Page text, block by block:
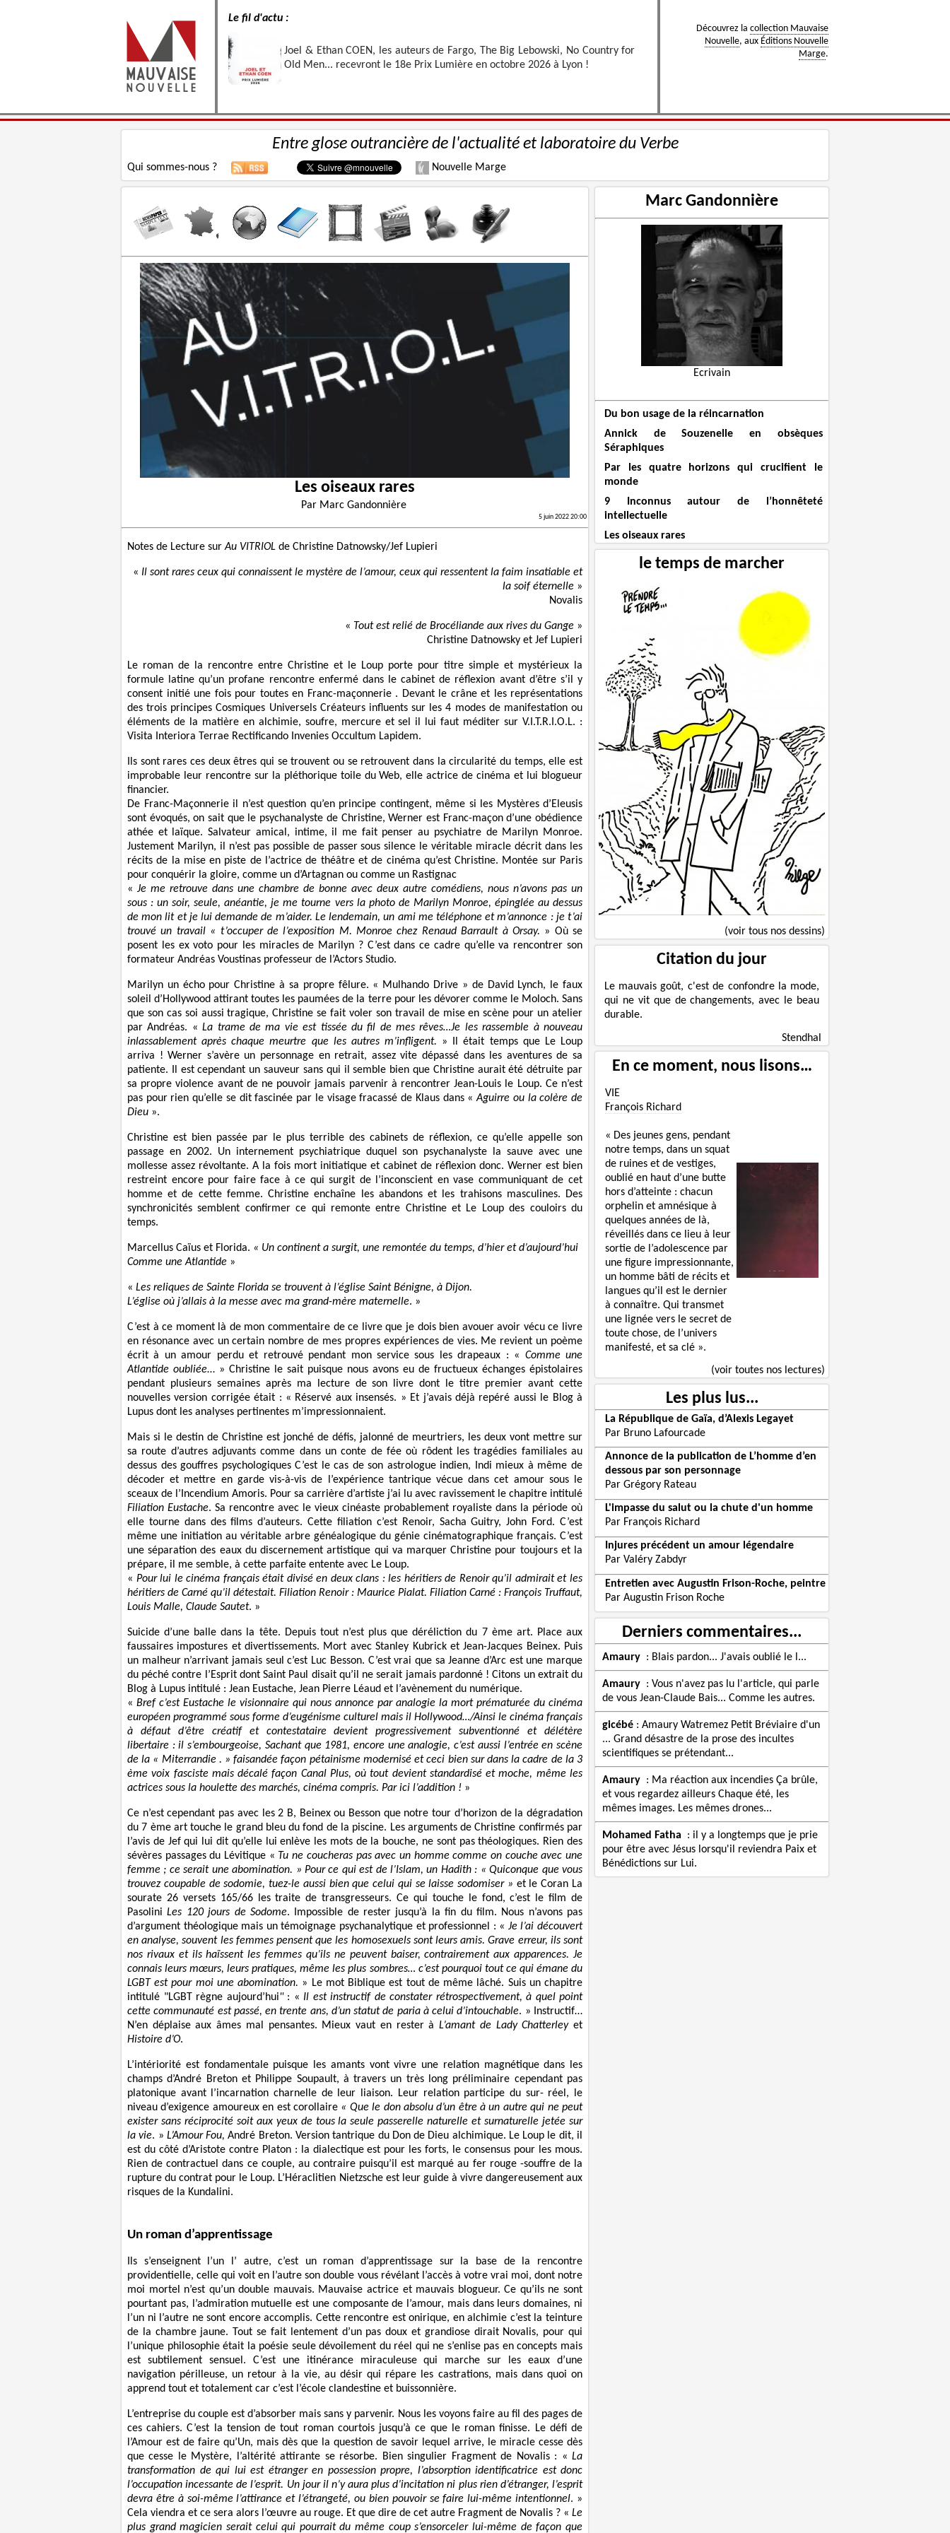
Le fil d'actu :
Joel & Ethan COEN, les auteurs de Fargo, The Big Lebowski, No Country for
Old Men... recevront le 18e Prix Lumière en octobre 2026 à Lyon !
Découvrez la collection Mauvaise
Nouvelle, aux Éditions Nouvelle
Marge.
Entre glose outrancière de l'actualité et laboratoire du Verbe
Qui sommes-nous ? Nouvelle Marge
Les oiseaux rares
Par Marc Gandonnière
5 juin 2022 20:00
Notes de Lecture surAu VITRIOL de Christine Datnowsky/Jef Lupieri
« Il sont rares ceux qui connaissent le mystère de l’amour, ceux qui ressentent la faim insatiable et
la soif éternelle »
Novalis
« Tout est relié de Brocéliande aux rives du Gange »
Christine Datnowsky et Jef Lupieri
Le roman de la rencontre entre Christine et le Loup porte pour titre simple et mystérieux la
formule latine qu’un profane rencontre enfermé dans le cabinet de réflexion avant d’être s’il y
consent initié une fois pour toutes en Franc-maçonnerie . Devant le crâne et les représentations
des trois principes Cosmiques Universels Créateurs influents sur les 4 modes de manifestation ou
éléments de la matière en alchimie, soufre, mercure et sel il lui faut méditer sur V.I.T.R.I.O.L. :
Visita Interiora Terrae Rectificando Invenies Occultum Lapidem.
Ils sont rares ces deux êtres qui se trouvent ou se retrouvent dans la circularité du temps, elle est
improbable leur rencontre sur la pléthorique toile du Web, elle actrice de cinéma et lui blogueur
financier.
De Franc-Maçonnerie il n’est question qu’en principe contingent, même si les Mystères d’Eleusis
sont évoqués, on sait que le psychanalyste de Christine, Werner est Franc-maçon d’une obédience
athée et laïque. Salvateur amical, intime, il me fait penser au psychiatre de Marilyn Monroe.
Justement Marilyn, il n’est pas possible de passer sous silence le véritable miracle décrit dans les
récits de la mise en piste de l’actrice de théâtre et de cinéma qu’est Christine. Montée sur Paris
pour conquérir la gloire, comme un d’Artagnan ou comme un Rastignac
« Je me retrouve dans une chambre de bonne avec deux autre comédiens, nous n’avons pas un
sous : un soir, seule, anéantie, je me tourne vers la photo de Marilyn Monroe, épinglée au dessus
de mon lit et je lui demande de m’aider. Le lendemain, un ami me téléphone et m’annonce : je t’ai
trouvé un travail « t’occuper de l’exposition M. Monroe chez Renaud Barrault à Orsay. » Où se
posent les ex voto pour les miracles de Marilyn ? C’est dans ce cadre qu’elle va rencontrer son
formateur Andréas Voustinas professeur de l’Actors Studio.
Marilyn un écho pour Christine à sa propre fêlure. « Mulhando Drive » de David Lynch, le faux
soleil d’Hollywood attirant toutes les paumées de la terre pour les dévorer comme le Moloch. Sans
que son cas soi aussi tragique, Christine se fait voler son travail de mise en scène pour un atelier
par Andréas. «La trame de ma vie est tissée du fil de mes rêves…Je les rassemble à nouveau
inlassablement après chaque meurtre que les autres m’infligent. » Il était temps que Le Loup
arriva ! Werner s’avère un personnage en retrait, assez vite dépassé dans les aventures de sa
patiente. Il est cependant un sauveur sans qui il semble bien que Christine aurait été détruite par
sa propre violence avant de ne pouvoir jamais parvenir à rencontrer Jean-Louis le Loup. Ce n’est
pas pour rien qu’elle se dit fascinée par le visage fracassé de Klaus dans «Aguirre ou la colère de
Dieu ».
Christine est bien passée par le plus terrible des cabinets de réflexion, ce qu’elle appelle son
passage en 2002. Un internement psychiatrique duquel son psychanalyste la sauve avec une
mollesse assez révoltante. A la fois mort initiatique et cabinet de réflexion donc. Werner est bien
restreint encore pour faire face à ce qui surgit de l’inconscient en vase communiquant de cet
homme et de cette femme. Christine enchaîne les abandons et les trahisons masculines. Des
synchronicités semblent confirmer ce qui remonte entre Christine et Le Loup des couloirs du
temps.
Marcellus Caïus et Florida. « Un continent a surgit, une remontée du temps, d’hier et d’aujourd’hui
Comme une Atlantide »
« Les reliques de Sainte Florida se trouvent à l’église Saint Bénigne, à Dijon.
L’église où j’allais à la messe avec ma grand-mère maternelle. »
C’est à ce moment là de mon commentaire de ce livre que je dois bien avouer avoir vécu ce livre
en résonance avec un certain nombre de mes propres expériences de vies. Me revient un poème
écrit à un amour perdu et retrouvé pendant mon service sous les drapeaux : « Comme une
Atlantide oubliée… » Christine le sait puisque nous avons eu de fructueux échanges épistolaires
pendant plusieurs semaines après ma lecture de son livre dont le titre premier avant cette
nouvelles version corrigée était : « Réservé aux insensés. » Et j’avais déjà repéré aussi le Blog à
Lupus dont les analyses pertinentes m’impressionnaient.
Mais si le destin de Christine est jonché de défis, jalonné de meurtriers, les deux vont mettre sur
sa route d’autres adjuvants comme dans un conte de fée où rôdent les tragédies familiales au
dessus des gouffres psychologiques C’est le cas de son astrologue indien, Indi mieux à même de
décoder et mettre en garde vis-à-vis de l’expérience tantrique vécue dans cet amour sous le
sceaux de l’Incendium Amoris. Pour sa carrière d’artiste j’ai lu avec ravissement le chapitre intitulé
Filiation Eustache. Sa rencontre avec le vieux cinéaste probablement royaliste dans la période où
elle tourne dans des films d’auteurs. Cette filiation c’est Renoir, Sacha Guitry, John Ford. C’est
même une initiation au véritable arbre généalogique du génie cinématographique français. C’est
une séparation des eaux du discernement artistique qui va marquer Christine pour toujours et la
prépare, il me semble, à cette parfaite entente avec Le Loup.
« Pour lui le cinéma français était divisé en deux clans : les héritiers de Renoir qu’il admirait et les
héritiers de Carné qu’il détestait. Filiation Renoir : Maurice Pialat. Filiation Carné : François Truffaut,
Louis Malle, Claude Sautet. »
Suicide d’une balle dans la tête. Depuis tout n’est plus que déréliction du 7 ème art. Place aux
faussaires impostures et divertissements. Mort avec Stanley Kubrick et Jean-Jacques Beinex. Puis
un malheur n’arrivant jamais seul c’est Luc Besson. C’est vrai que sa Jeanne d’Arc est une marque
du péché contre l’Esprit dont Saint Paul disait qu’il ne serait jamais pardonné ! Citons un extrait du
Blog à Lupus intitulé : Jean Eustache, Jean Pierre Léaud et l’avènement du numérique.
« Bref c’est Eustache le visionnaire qui nous annonce par analogie la mort prématurée du cinéma
européen programmé sous forme d’eugénisme culturel mais il Hollywood…/Ainsi le cinéma français
à défaut d’être créatif et contestataire devient progressivement subventionné et délétère
libertaire : il s’embourgeoise, Sachant que 1981, encore une analogie, c’est aussi l’entrée en scène
de la « Miterrandie . » faisandée façon pétainisme modernisé et ceci bien sur dans la cadre de la 3
ème voix fasciste mais décalé façon Canal Plus, où tout devient standardisé et moche, même les
actrices sous la houlette des marchés, cinéma compris. Par ici l’addition ! »
Ce n’est cependant pas avec les 2 B, Beinex ou Besson que notre tour d’horizon de la dégradation
du 7 ème art touche le grand bleu du fond de la piscine. Les arguments de Christine confirmés par
l’avis de Jef qui lui dit qu’elle lui enlève les mots de la bouche, ne sont pas théologiques. Rien des
sévères passages du Lévitique « Tu ne coucheras pas avec un homme comme on couche avec une
femme ; ce serait une abomination. » Pour ce qui est de l’Islam, un Hadith : «Quiconque que vous
trouvez coupable de sodomie, tuez-le aussi bien que celui qui se laisse sodomiser » et le Coran La
sourate 26 versets 165/66 les traite de transgresseurs. Ce qui touche le fond, c’est le film de
PasoliniLes 120 jours de Sodome. Impossible de rester jusqu’à la fin du film. Nous n’avons pas
d’argument théologique mais un témoignage psychanalytique et professionnel : « Je l’ai découvert
en analyse, souvent les femmes pensent que les homosexuels sont leurs amis. Grave erreur, ils sont
nos rivaux et ils haïssent les femmes qu’ils ne peuvent baiser, contrairement aux apparences. Je
connais leurs mœurs, leurs pratiques, même les plus sombres… c’est pourquoi tout ce qui émane du
LGBT est pour moi une abomination. » Le mot Biblique est tout de même lâché. Suis un chapitre
intitulé "LGBT règne aujourd’hui": « Il est instructif de constater rétrospectivement, à quel point
cette communauté est passé, en trente ans, d’un statut de paria à celui d’intouchable. » Instructif…
N’en déplaise aux âmes mal pensantes. Mieux vaut en rester àL’amant de Lady Chatterleyet
Histoire d’O.
L’intériorité est fondamentale puisque les amants vont vivre une relation magnétique dans les
champs d’André Breton et Philippe Soupault, à travers un très long préliminaire cependant pas
platonique avant l’incarnation charnelle de leur liaison. Leur relation participe du sur- réel, le
niveau d’exigence amoureux en est corollaire « Que le don absolu d’un être à un autre qui ne peut
exister sans réciprocité soit aux yeux de tous la seule passerelle naturelle et surnaturelle jetée sur
la vie. » L’Amour Fou, André Breton. Version tantrique du Don de Dieu alchimique. Le Loup le dit, il
est du côté d’Aristote contre Platon : la dialectique est pour les forts, le consensus pour les mous.
Rien de contractuel dans ce couple, au contraire puisqu’il est marqué au fer rouge -souffre de la
rupture du contrat pour le Loup. L’Héraclitien Nietzsche est leur guide à vivre dangereusement aux
risques de la Kundalini.
Un roman d’apprentissage
Ils s’enseignent l’un l’ autre, c’est un roman d’apprentissage sur la base de la rencontre
providentielle, celle qui voit en l’autre son double vous révélant l’accès à votre vrai moi, dont notre
moi mortel n’est qu’un double mauvais. Mauvaise actrice et mauvais blogueur. Ce qu’ils ne sont
pourtant pas, l’admiration mutuelle est une composante de l’amour, mais dans leurs domaines, ni
l’un ni l’autre ne sont encore accomplis. Cette rencontre est onirique, en alchimie c’est la teinture
de la chambre jaune. Tout se fait lentement d’un pas doux et grandiose dirait Novalis, pour qui
l’unique philosophie était la poésie seule dévoilement du réel qui ne s’enlise pas en concepts mais
est subtilement sensuel. C’est une itinérance miraculeuse qui marche sur les eaux d’une
navigation périlleuse, un retour à la vie, au désir qui répare les castrations, mais dans quoi on
apprend tout et totalement car c’est l’école clandestine et buissonnière.
L’entreprise du couple est d’absorber mais sans y parvenir. Nous les voyons faire au fil des pages de
ces cahiers. C’est la tension de tout roman courtois jusqu’à ce que le roman finisse. Le défi de
l’Amour est de faire qu’Un, mais dès que la question de savoir lequel arrive, le miracle cesse dès
que cesse le Mystère, l’altérité attirante se résorbe. Bien singulier Fragment de Novalis : « La
transformation de qui lui est étranger en possession propre, l’absorption identificatrice est donc
l’occupation incessante de l’esprit. Un jour il n’y aura plus d’incitation ni plus rien d’étranger, l’esprit
devra être à soi-même l’attirance et l’étrangeté, ou bien pouvoir se faire lui-même intentionnel. »
Cela viendra et ce sera alors l’œuvre au rouge. Et que dire de cet autre Fragment de Novalis ? « Le
plus grand magicien serait celui qui pourrait du même coup s’ensorceler lui-même de façon que
Marc Gandonnière
Ecrivain
Du bon usage de la réincarnation
Annick de Souzenelle en obsèques
Séraphiques
Par les quatre horizons qui crucifient le
monde
9 Inconnus autour de l’honnêteté
intellectuelle
Les oiseaux rares
le temps de marcher
(voir tous nos dessins)
Citation du jour
Le mauvais goût, c'est de confondre la mode,
qui ne vit que de changements, avec le beau
durable.
Stendhal
En ce moment, nous lisons…
VIE
François Richard
« Des jeunes gens, pendant
notre temps, dans un squat
de ruines et de vestiges,
oublié en haut d’une butte
hors d’atteinte : chacun
orphelin et amnésique à
quelques années de là,
réveillés dans ce lieu à leur
sortie de l’adolescence par
une figure impressionnante,
un homme bâti de récits et
langues qu’il est le dernier
à connaître. Qui transmet
une lignée vers le secret de
toute chose, de l’univers
manifesté, et sa clé ».
(voir toutes nos lectures)
Les plus lus...
La République de Gaïa, d’Alexis Legayet
Par Bruno Lafourcade
Annonce de la publication de L’homme d’en
dessous par son personnage
Par Grégory Rateau
L'impasse du salut ou la chute d'un homme
Par François Richard
Injures précédent un amour légendaire
Par Valéry Zabdyr
Entretien avec Augustin Frison-Roche, peintre
Par Augustin Frison Roche
Derniers commentaires...
Amaury : Blais pardon... J'avais oublié le l...
Amaury : Vous n'avez pas lu l'article, qui parle
de vous Jean-Claude Bais... Comme les autres.
gicébé: Amaury Watremez Petit Bréviaire d'un
... Grand désastre de la prose des incultes
scientifiques se prétendant...
Amaury : Ma réaction aux incendies Ça brûle,
et vous regardez ailleurs Chaque été, les
mêmes images. Les mêmes drones...
Mohamed Fatha : il y a longtemps que je prie
pour être avec Jésus lorsqu'il reviendra Paix et
Bénédictions sur Lui.